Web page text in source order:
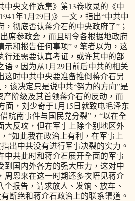
央文件选集》第13卷收录的《中
年1月29日)》一文，指出“中共中
彻底否认蒋介石的中央政府了”；
席参政会，而且明令各根据地政府
示和报告任何事项”。笔者以为，这
行还需要认真考证，或许其中的部
语。因为从1月29日前后中共的相关
这时中共中央要准备推倒蒋介石另
该决定只是说中共“努力的方向”是
产阶级及其首领蒋介石的反动，而
面，刘少奇于1月15日就致电毛泽东
皖南事件与国民党分裂”，“以在全
大反攻，但在军事上除个别地区外
“如此我在政治上有利，在军事上
出中共没有进行军事决裂的实力。
中共此时和蒋介石展开全面的军事
到国内外各方的强大压力，这对中
周恩来在这一时期还多次晤见蒋介
个报告，请求放人、发饷、放车、
断绝和蒋介石政治上的联系渠道。